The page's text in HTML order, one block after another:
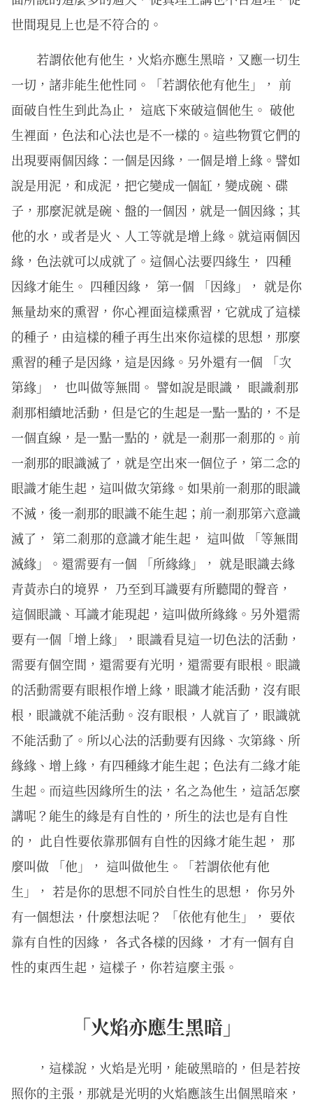
世間現見上也是不符合的。
若謂依他有他⽣，⽕焰亦應⽣⿊暗，⼜應⼀切⽣
⼀切，諸⾮能⽣他性同。「若謂依他有他生」， 前
面破自性生到此為止， 這底下來破這個他生。 破他
生裡面，色法和心法也是不一樣的。這些物質它們的
出現要兩個因緣：一個是因緣，一個是增上緣。譬如
說是用泥，和成泥，把它變成一個缸，變成碗、碟
子，那麼泥就是碗、盤的一個因，就是一個因緣；其
他的水，或者是火、人工等就是增上緣。就這兩個因
緣，色法就可以成就了。這個心法要四緣生， 四種
因緣才能生。 四種因緣， 第一個 「因緣」， 就是你
無量劫來的熏習，你心裡面這樣熏習，它就成了這樣
的種子，由這樣的種子再生出來你這樣的思想，那麼
熏習的種子是因緣，這是因緣。另外還有一個 「次
第緣」， 也叫做等無間。 譬如說是眼識， 眼識剎那
剎那相續地活動，但是它的生起是一點一點的，不是
一個直線，是一點一點的，就是一剎那一剎那的。前
一剎那的眼識滅了，就是空出來一個位子，第二念的
眼識才能生起，這叫做次第緣。如果前一剎那的眼識
不滅，後一剎那的眼識不能生起；前一剎那第六意識
滅了， 第二剎那的意識才能生起， 這叫做 「等無間
滅緣」。還需要有一個 「所緣緣」， 就是眼識去緣
青黃赤白的境界， 乃至到耳識要有所聽聞的聲音，
這個眼識、耳識才能現起，這叫做所緣緣。另外還需
要有一個「增上緣」，眼識看見這一切色法的活動，
需要有個空間，還需要有光明，還需要有眼根。眼識
的活動需要有眼根作增上緣，眼識才能活動，沒有眼
根，眼識就不能活動。沒有眼根，人就盲了，眼識就
不能活動了。所以心法的活動要有因緣、次第緣、所
緣緣、增上緣，有四種緣才能生起；色法有二緣才能
生起。而這些因緣所生的法，名之為他生，這話怎麼
講呢？能生的緣是有自性的，所生的法也是有自性
的， 此自性要依靠那個有自性的因緣才能生起， 那
麼叫做 「他」， 這叫做他生。「若謂依他有他
生」， 若是你的思想不同於自性生的思想， 你另外
有一個想法，什麼想法呢？ 「依他有他生」， 要依
靠有自性的因緣， 各式各樣的因緣， 才有一個有自
性的東西生起，這樣子，你若這麼主張。
「火焰亦應生黑暗」
，這樣說，火焰是光明，能破黑暗的，但是若按
照你的主張，那就是光明的火焰應該生出個黑暗來，